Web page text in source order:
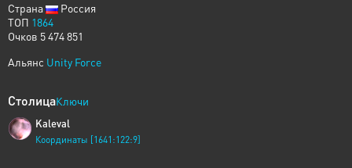
Страна
Россия
ТОП 1864
Очков 5 474 851
Альянс Unity Force
СтолицаКлючи
Kaleval
Координаты [1641:122:9]